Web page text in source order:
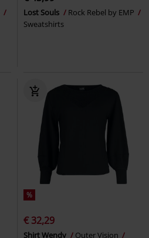
Lost Souls
Rock Rebel by EMP
Sweatshirts
%
€ 32,29
Shirt Wendy
Outer Vision